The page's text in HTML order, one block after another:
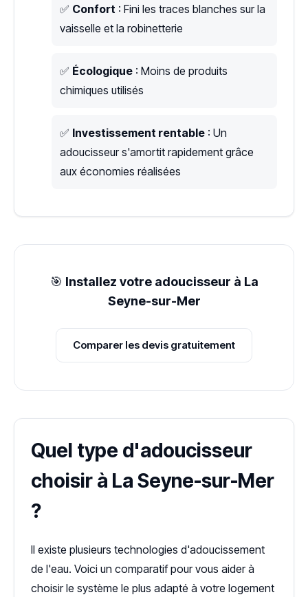
✅ Confort : Fini les traces blanches sur la
vaisselle et la robinetterie
✅ Écologique : Moins de produits
chimiques utilisés
✅ Investissement rentable : Un
adoucisseur s'amortit rapidement grâce
aux économies réalisées
🎯 Installez votre adoucisseur à La
Seyne-sur-Mer
Comparer les devis gratuitement
Quel type d'adoucisseur
choisir à La Seyne-sur-Mer
?
Il existe plusieurs technologies d'adoucissement
de l'eau. Voici un comparatif pour vous aider à
choisir le système le plus adapté à votre logement